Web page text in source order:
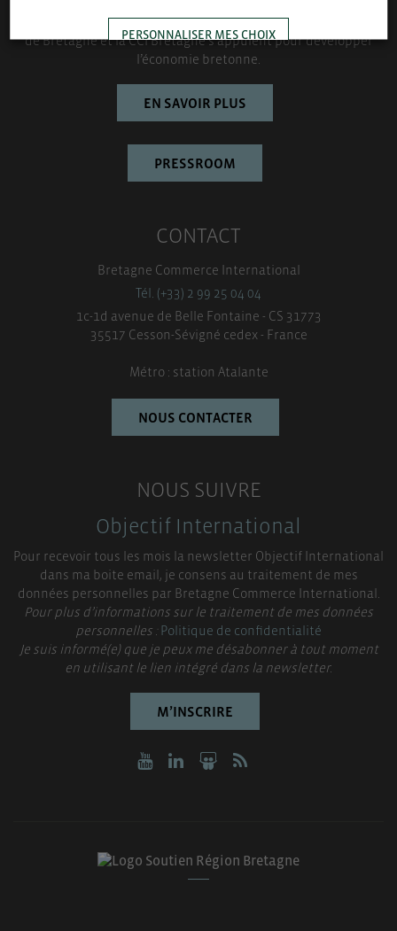
de 1000 entreprises bretonnes sur laquelle le Conseil régional
de Bretagne et la CCI Bretagne s’appuient pour développer
l’économie bretonne.
EN SAVOIR PLUS
PRESSROOM
CONTACT
Bretagne Commerce International
Tél. (+33) 2 99 25 04 04
1c-1d avenue de Belle Fontaine - CS 31773
35517 Cesson-Sévigné cedex - France
Métro : station Atalante
NOUS CONTACTER
NOUS SUIVRE
Objectif International
Pour recevoir tous les mois la newsletter Objectif International
dans ma boite email, je consens au traitement de mes
données personnelles par Bretagne Commerce International.
Pour plus d’informations sur le traitement de mes données
personnelles :Politique de confidentialité
Je suis informé(e) que je peux me désabonner à tout moment
en utilisant le lien intégré dans la newsletter.
M’INSCRIRE
PERSONNALISER MES CHOIX